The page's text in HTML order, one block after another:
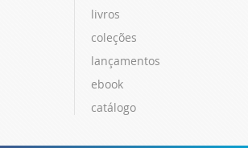
livros
coleções
lançamentos
ebook
catálogo